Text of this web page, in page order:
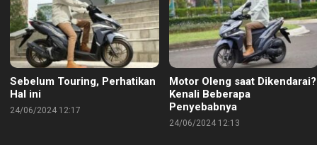
Sebelum Touring, Perhatikan
Hal ini
24/06/2024 12:17
Motor Oleng saat Dikendarai?
Kenali Beberapa
Penyebabnya
24/06/2024 12:13